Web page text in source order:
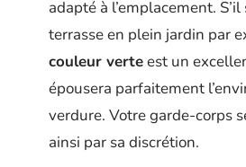
adapté à l’emplacement. S’il
terrasse en plein jardin par
couleur verteest un
épousera parfaitement
verdure. Votre garde-corps
ainsi par sa discrétion.